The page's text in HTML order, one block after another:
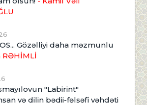
Gözəlliyi daha məzmunlu
RƏHİMLİ
"Labirint"
və dilin bədii-fəlsəfi vəhdəti